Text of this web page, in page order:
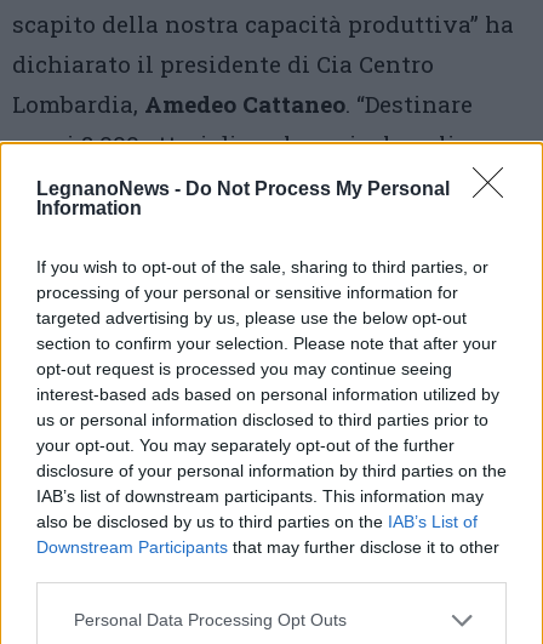
LegnanoNews - Do Not Process My Personal
Information
If you wish to opt-out of the sale, sharing to third parties, or
processing of your personal or sensitive information for
targeted advertising by us, please use the below opt-out
section to confirm your selection. Please note that after your
opt-out request is processed you may continue seeing
interest-based ads based on personal information utilized by
us or personal information disclosed to third parties prior to
your opt-out. You may separately opt-out of the further
disclosure of your personal information by third parties on the
IAB’s list of downstream participants. This information may
also be disclosed by us to third parties on the IAB’s List of
Downstream Participants that may further disclose it to other
Personal Data Processing Opt Outs
scapito della nostra capacità produttiva” ha
dichiarato il presidente di Cia Centro
Lombardia, Amedeo Cattaneo. “Destinare
quasi 8.000 ettari di suolo agricolo agli
impianti a terra rappresenta una sottrazione
significativa di terreno”. Secondo Cia il
rischio è che il fotovoltaico a terra finisca
per entrare in conflitto con la sovranità
alimentare e con la tenuta economica delle
aziende agricole.
“Il suolo agricolo deve restare prioritario: non
possiamo permettere che logiche speculative
alterino il mercato agricolo locale”, ha
aggiunto Cattaneo.
Tra i punti più contestati c’è il tema